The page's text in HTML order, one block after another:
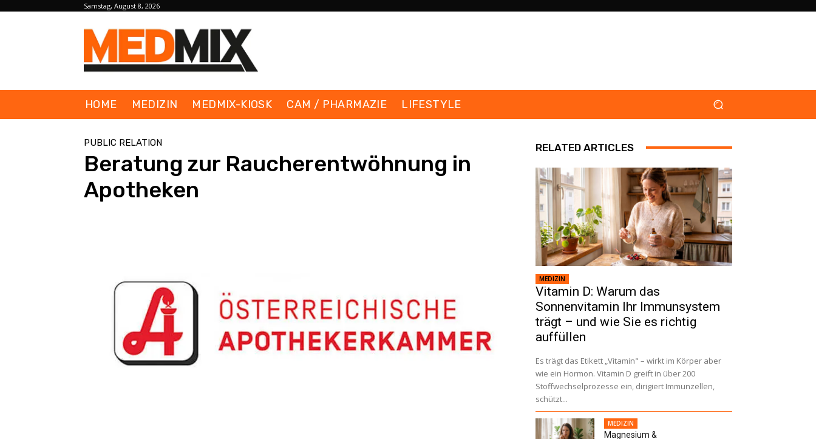
Samstag, August 8, 2026
HOME MEDIZIN MEDMIX-KIOSK CAM / PHARMAZIE LIFESTYLE
PUBLIC RELATION
Beratung zur Raucherentwöhnung in
Apotheken
RELATED ARTICLES
MEDIZIN
Vitamin D: Warum das
Sonnenvitamin Ihr Immunsystem
trägt – und wie Sie es richtig
auffüllen
Es trägt das Etikett „Vitamin" – wirkt im Körper aber
wie ein Hormon. Vitamin D greift in über 200
Stoffwechselprozesse ein, dirigiert Immunzellen,
schützt...
MEDIZIN
Magnesium &